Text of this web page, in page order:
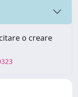
o creare